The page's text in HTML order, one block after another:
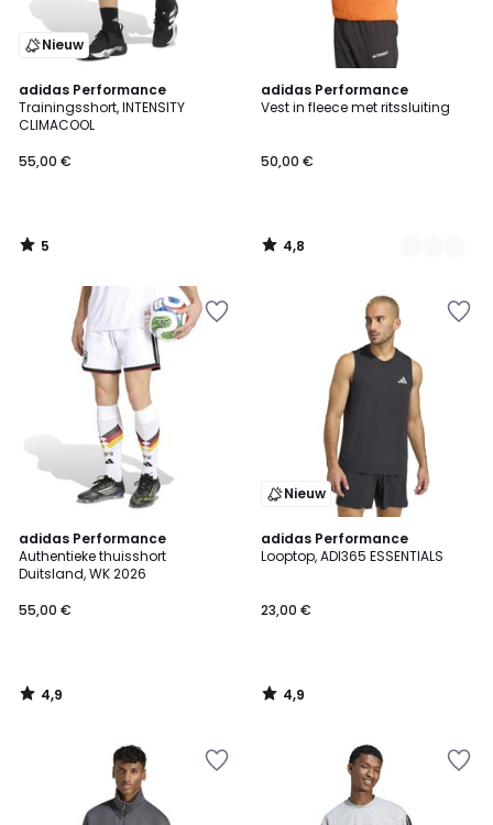
Nieuw
adidas Performance
Trainingsshort, INTENSITY
CLIMACOOL
55,00 €
5
/
5
5
/
adidas Performance
Vest in fleece met ritssluiting
50,00 €
4,8
/ 5
2
Kleuren
4,8
/
adidas Performance
Authentieke thuisshort
Duitsland, WK 2026
55,00 €
4,9
/ 5
4,9
/
Nieuw
adidas Performance
Looptop, ADI365 ESSENTIALS
23,00 €
4,9
/ 5
4,9
/